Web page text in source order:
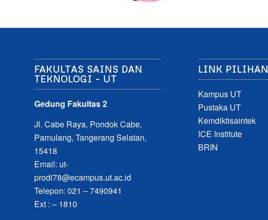
FAKULTAS SAINS DAN
TEKNOLOGI – UT
Gedung Fakultas 2
Jl. Cabe Raya, Pondok Cabe,
Pamulang, Tangerang Selatan,
15418
Email: ut-
prodi78@ecampus.ut.ac.id
Telepon: 021 – 7490941
Ext : – 1810
LINK PILIHAN
Kampus UT
Pustaka UT
Kemdiktisaintek
ICE Institute
BRIN